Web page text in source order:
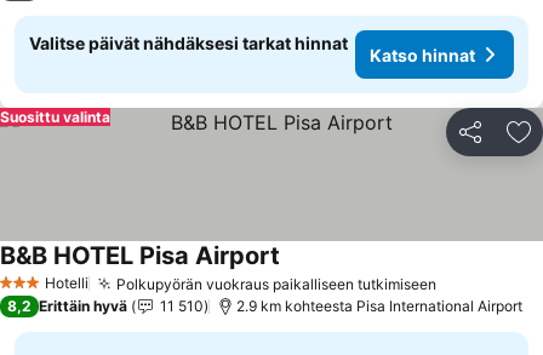
Valitse päivät nähdäksesi tarkat hinnat
Katso hinnat
Jaa
Suosittu valinta
3 Tähtiluokitus
Hotelli Polkupyörän vuokraus paikalliseen tutkimiseen
B&B HOTEL Pisa Airport
8,2 Erittäin hyvä 11 510 2.9 km kohteesta Pisa International Airport